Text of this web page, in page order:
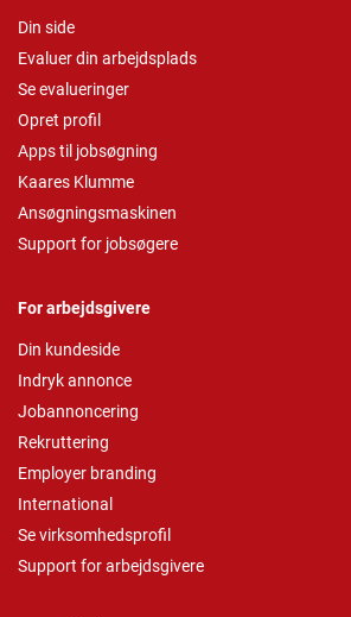
Din side
Evaluer din arbejdsplads
Se evalueringer
Opret profil
Apps til jobsøgning
Kaares Klumme
Ansøgningsmaskinen
Support for jobsøgere
For arbejdsgivere
Din kundeside
Indryk annonce
Jobannoncering
Rekruttering
Employer branding
International
Se virksomhedsprofil
Support for arbejdsgivere